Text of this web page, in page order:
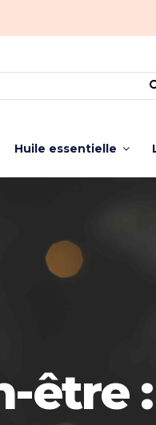
Huile essentielle
être :